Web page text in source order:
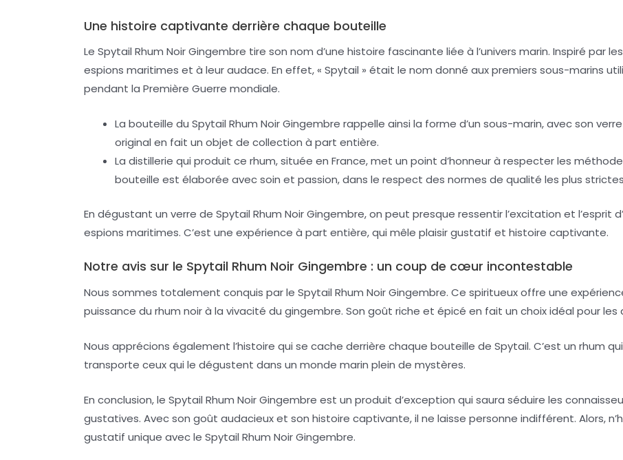
Une histoire captivante derrière chaque bouteille
Le Spytail Rhum Noir Gingembre tire son nom d’une histoire fascinante liée à l’univers marin. Inspiré par
espions maritimes et à leur audace. En effet, « Spytail » était le nom donné aux premiers sous-marins
pendant la Première Guerre mondiale.
La bouteille du Spytail Rhum Noir Gingembre rappelle ainsi la forme d’un sous-marin, avec son
original en fait un objet de collection à part entière.
La distillerie qui produit ce rhum, située en France, met un point d’honneur à respecter les
bouteille est élaborée avec soin et passion, dans le respect des normes de qualité les plus
En dégustant un verre de Spytail Rhum Noir Gingembre, on peut presque ressentir l’excitation et l’esprit
espions maritimes. C’est une expérience à part entière, qui mêle plaisir gustatif et histoire captivante.
Notre avis sur le Spytail Rhum Noir Gingembre : un coup de cœur incontestable
Nous sommes totalement conquis par le Spytail Rhum Noir Gingembre. Ce spiritueux offre une
puissance du rhum noir à la vivacité du gingembre. Son goût riche et épicé en fait un choix idéal pour
Nous apprécions également l’histoire qui se cache derrière chaque bouteille de Spytail. C’est un rhum
transporte ceux qui le dégustent dans un monde marin plein de mystères.
En conclusion, le Spytail Rhum Noir Gingembre est un produit d’exception qui saura séduire les
gustatives. Avec son goût audacieux et son histoire captivante, il ne laisse personne indifférent. Alors,
gustatif unique avec le Spytail Rhum Noir Gingembre.